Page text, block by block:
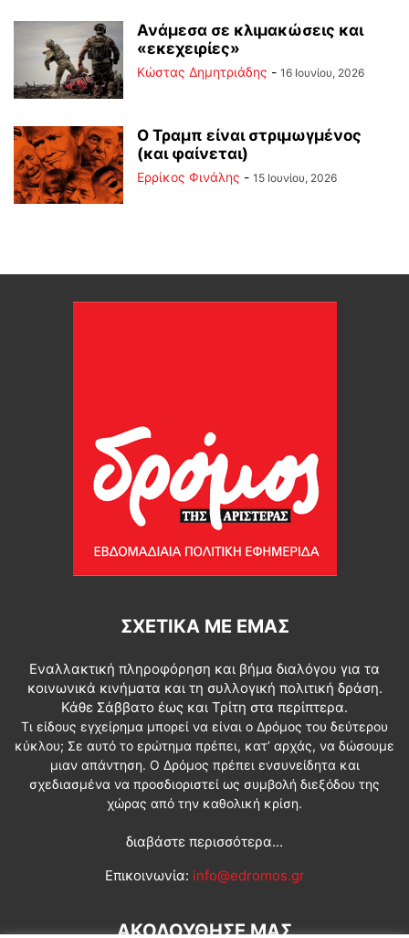
Ανάμεσα σε κλιμακώσεις και
«εκεχειρίες»
Kώστας Δημητριάδης - 16 Ιουνίου, 2026
Ο Τραμπ είναι στριμωγμένος
(και φαίνεται)
Ερρίκος Φινάλης - 15 Ιουνίου, 2026
ΣΧΕΤΙΚΆ ΜΕ ΕΜΆΣ
Εναλλακτική πληροφόρηση και βήμα διαλόγου για τα
κοινωνικά κινήματα και τη συλλογική πολιτική δράση.
Κάθε Σάββατο έως και Τρίτη στα περίπτερα.
Τι είδους εγχείρημα μπορεί να είναι ο Δρόμος του δεύτερου
κύκλου; Σε αυτό το ερώτημα πρέπει, κατ’ αρχάς, να δώσουμε
μιαν απάντηση. Ο Δρόμος πρέπει ενσυνείδητα και
σχεδιασμένα να προσδιοριστεί ως συμβολή διεξόδου της
χώρας από την καθολική κρίση.
διαβάστε περισσότερα...
Επικοινωνία: info@edromos.gr
ΑΚΟΛΟΥΘΗΣΕ ΜΑΣ